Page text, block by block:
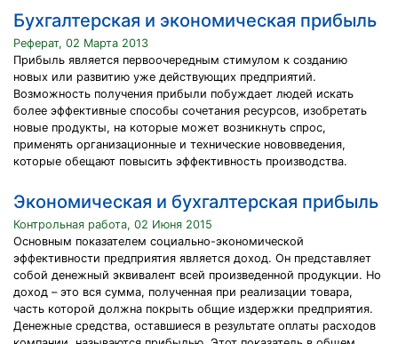
Бухгалтерская и экономическая прибыль
Реферат, 02 Марта 2013
Прибыль является первоочередным стимулом к созданию
новых или развитию уже действующих предприятий.
Возможность получения прибыли побуждает людей искать
более эффективные способы сочетания ресурсов, изобретать
новые продукты, на которые может возникнуть спрос,
применять организационные и технические нововведения,
которые обещают повысить эффективность производства.
Экономическая и бухгалтерская прибыль
Контрольная работа, 02 Июня 2015
Основным показателем социально-экономической
эффективности предприятия является доход. Он представляет
собой денежный эквивалент всей произведенной продукции. Но
доход – это вся сумма, полученная при реализации товара,
часть которой должна покрыть общие издержки предприятия.
Денежные средства, оставшиеся в результате оплаты расходов